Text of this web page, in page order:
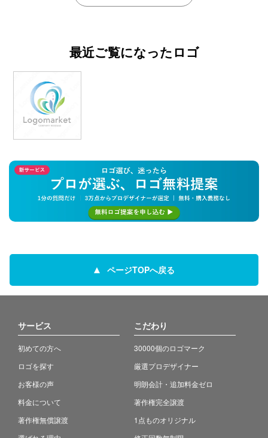
最近ご覧になったロゴ
ページTOPへ戻る
サービス
初めての方へ
ロゴを探す
お客様の声
料金について
著作権無償譲渡
こだわり
30000個のロゴマーク
厳選プロデザイナー
明朗会計・追加料金ゼロ
著作権完全譲渡
1点ものオリジナル